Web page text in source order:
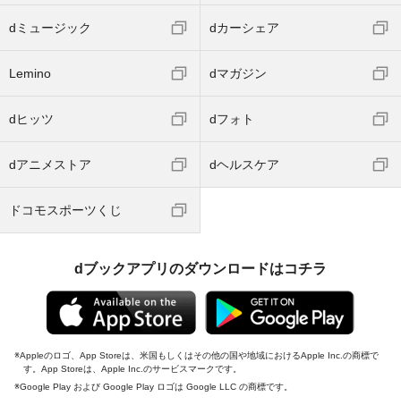
dミュージック dカーシェア
Lemino dマガジン
dヒッツ dフォト
dアニメストア dヘルスケア
ドコモスポーツくじ
dブックアプリのダウンロードはコチラ
Appleのロゴ、App Storeは、米国もしくはその他の国や地域におけるApple Inc.の商標で
す。App Storeは、Apple Inc.のサービスマークです。
Google Play および Google Play ロゴは Google LLC の商標です。